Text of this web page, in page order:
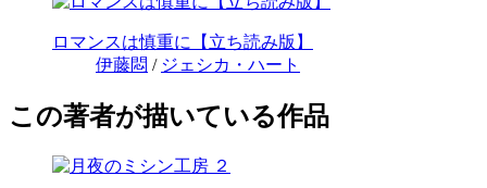
ロマンスは慎重に【立ち読み版】
伊藤悶 / ジェシカ・ハート
この著者が描いている作品